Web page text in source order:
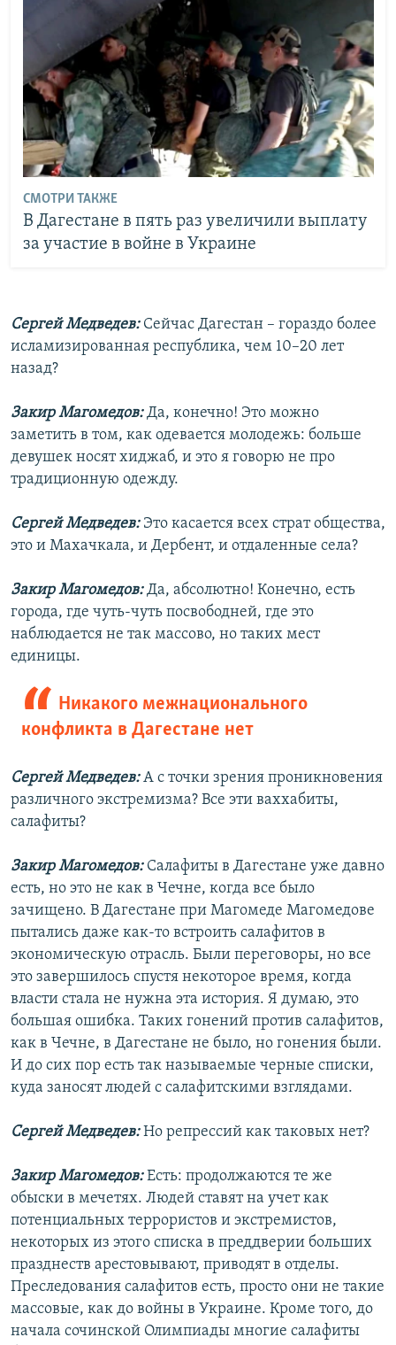
СМОТРИ ТАКЖЕ
В Дагестане в пять раз увеличили выплату
за участие в войне в Украине
Сергей Медведев:Сейчас Дагестан – гораздо более
исламизированная республика, чем 10–20 лет
назад?
Закир Магомедов:Да, конечно! Это можно
заметить в том, как одевается молодежь: больше
девушек носят хиджаб, и это я говорю не про
традиционную одежду.
Сергей Медведев:Это касается всех страт общества,
это и Махачкала, и Дербент, и отдаленные села?
Закир Магомедов:Да, абсолютно! Конечно, есть
города, где чуть-чуть посвободней, где это
наблюдается не так массово, но таких мест
единицы.
Никакого межнационального
конфликта в Дагестане нет
Сергей Медведев:А с точки зрения проникновения
различного экстремизма? Все эти ваххабиты,
салафиты?
Закир Магомедов: Салафиты в Дагестане уже давно
есть, но это не как в Чечне, когда все было
зачищено. В Дагестане при Магомеде Магомедове
пытались даже как-то встроить салафитов в
экономическую отрасль. Были переговоры, но все
это завершилось спустя некоторое время, когда
власти стала не нужна эта история. Я думаю, это
большая ошибка. Таких гонений против салафитов,
как в Чечне, в Дагестане не было, но гонения были.
И до сих пор есть так называемые черные списки,
куда заносят людей с салафитскими взглядами.
Сергей Медведев:Но репрессий как таковых нет?
Закир Магомедов:Есть: продолжаются те же
обыски в мечетях. Людей ставят на учет как
потенциальных террористов и экстремистов,
некоторых из этого списка в преддверии больших
празднеств арестовывают, приводят в отделы.
Преследования салафитов есть, просто они не такие
массовые, как до войны в Украине. Кроме того, до
начала сочинской Олимпиады многие салафиты